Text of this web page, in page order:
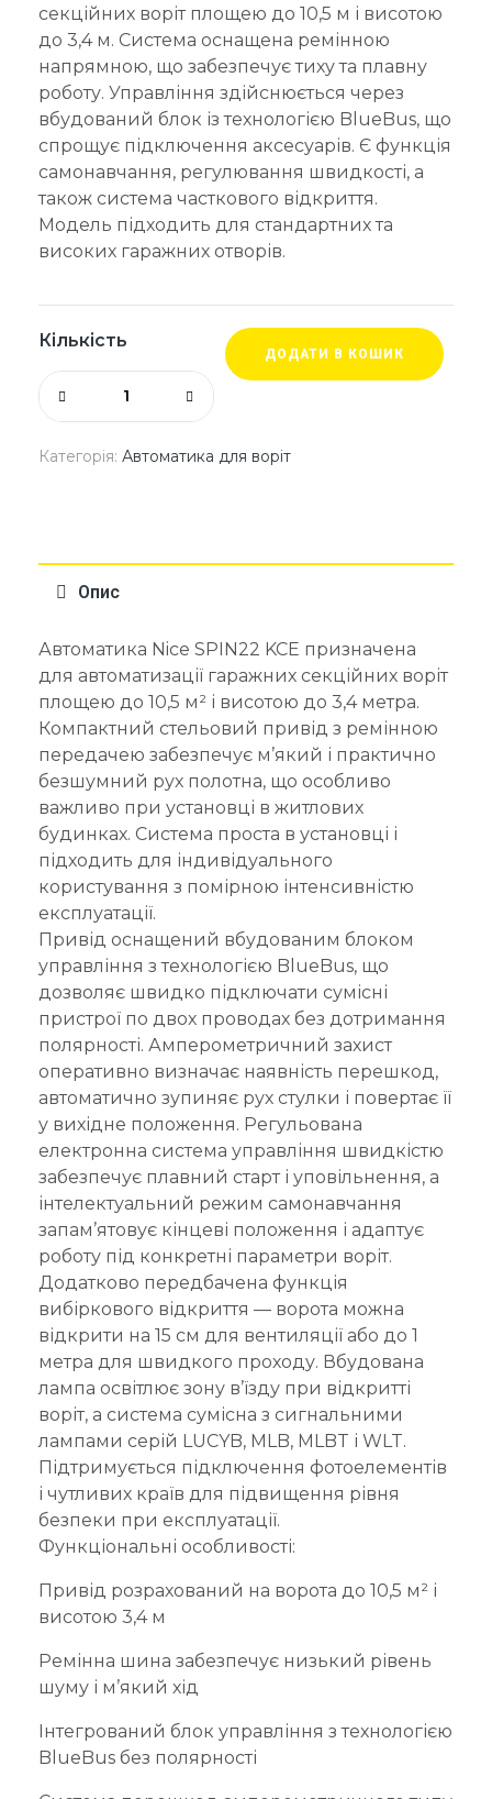
секційних воріт площею до 10,5 м і висотою
до 3,4 м. Система оснащена ремінною
напрямною, що забезпечує тиху та плавну
роботу. Управління здійснюється через
вбудований блок із технологією BlueBus, що
спрощує підключення аксесуарів. Є функція
самонавчання, регулювання швидкості, а
також система часткового відкриття.
Модель підходить для стандартних та
високих гаражних отворів.
Кількість
ДОДАТИ В КОШИК
Категорія: Автоматика для воріт
Опис
Автоматика Nice SPIN22 KCE призначена
для автоматизації гаражних секційних воріт
площею до 10,5 м² і висотою до 3,4 метра.
Компактний стельовий привід з ремінною
передачею забезпечує м’який і практично
безшумний рух полотна, що особливо
важливо при установці в житлових
будинках. Система проста в установці і
підходить для індивідуального
користування з помірною інтенсивністю
експлуатації.
Привід оснащений вбудованим блоком
управління з технологією BlueBus, що
дозволяє швидко підключати сумісні
пристрої по двох проводах без дотримання
полярності. Амперометричний захист
оперативно визначає наявність перешкод,
автоматично зупиняє рух стулки і повертає її
у вихідне положення. Регульована
електронна система управління швидкістю
забезпечує плавний старт і уповільнення, а
інтелектуальний режим самонавчання
запам’ятовує кінцеві положення і адаптує
роботу під конкретні параметри воріт.
Додатково передбачена функція
вибіркового відкриття — ворота можна
відкрити на 15 см для вентиляції або до 1
метра для швидкого проходу. Вбудована
лампа освітлює зону в’їзду при відкритті
воріт, а система сумісна з сигнальними
лампами серій LUCYB, MLB, MLBT і WLT.
Підтримується підключення фотоелементів
і чутливих країв для підвищення рівня
безпеки при експлуатації.
Функціональні особливості:
Привід розрахований на ворота до 10,5 м² і
висотою 3,4 м
Ремінна шина забезпечує низький рівень
шуму і м’який хід
Інтегрований блок управління з технологією
BlueBus без полярності